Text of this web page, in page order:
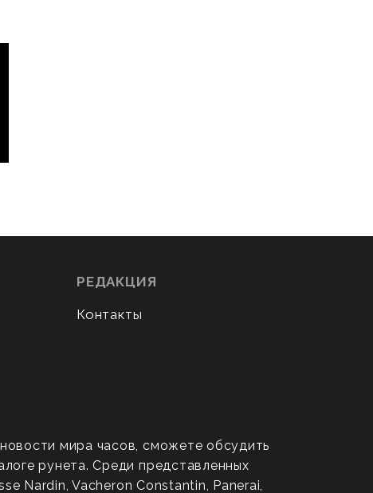
РЕДАКЦИЯ
Контакты
мира часов, сможете обсудить
рунета. Среди представленных
Nardin, Vacheron Constantin, Panerai,